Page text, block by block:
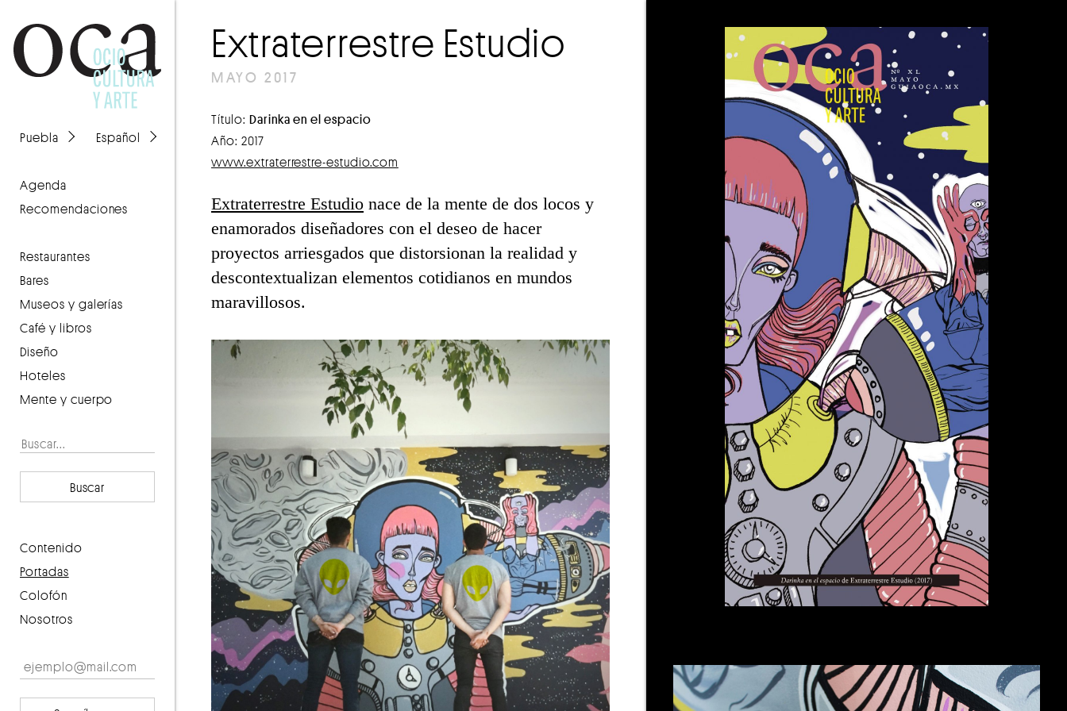
Puebla Español
agenda
recomendaciones
Restaurantes
Bares
Museos y galerías
Café y libros
Diseño
Hoteles
Mente y cuerpo
Buscar
contenido
portadas
Colofón
Nosotros
Extraterrestre Estudio
MAYO 2017
Título: Darinka en el espacio
Año: 2017
www.extraterrestre-estudio.com
Extraterrestre Estudio nace de la mente de dos locos y
enamorados diseñadores con el deseo de hacer
proyectos arriesgados que distorsionan la realidad y
descontextualizan elementos cotidianos en mundos
maravillosos.